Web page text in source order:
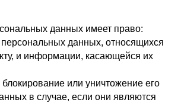
данных имеет право:
данных, относящихся
и информации, касающейся их
или уничтожение его
в случае, если они являются